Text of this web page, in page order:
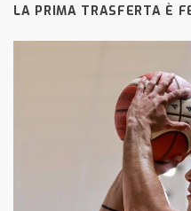
LA PRIMA TRASFERTA È